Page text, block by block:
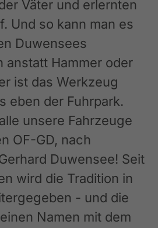
Väter und erlernten
Und so kann man es
Duwensees
anstatt Hammer oder
ist das Werkzeug
eben der Fuhrpark.
unsere Fahrzeuge
OF-GD, nach
Duwensee! Seit
wird die Tradition in
- und die
Namen mit dem